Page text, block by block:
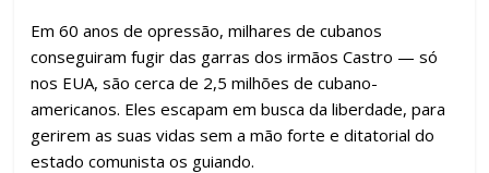
Em 60 anos de opressão, milhares de cubanos
conseguiram fugir das garras dos irmãos Castro — só
nos EUA, são cerca de 2,5 milhões de cubano-
americanos. Eles escapam em busca da liberdade, para
gerirem as suas vidas sem a mão forte e ditatorial do
estado comunista os guiando.